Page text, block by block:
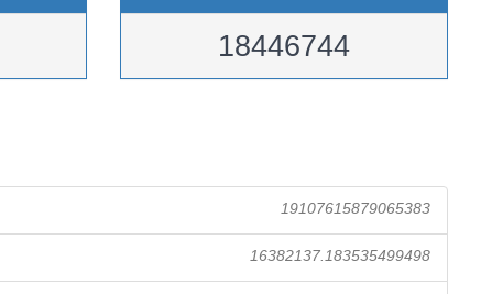
18446744
19107615879065383
16382137.183535499498